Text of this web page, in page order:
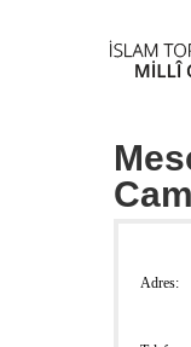
Adres: